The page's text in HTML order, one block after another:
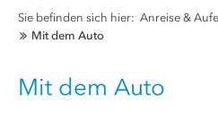
Sie befinden sich hier: Anreise &
Mit dem Auto
Mit dem Auto